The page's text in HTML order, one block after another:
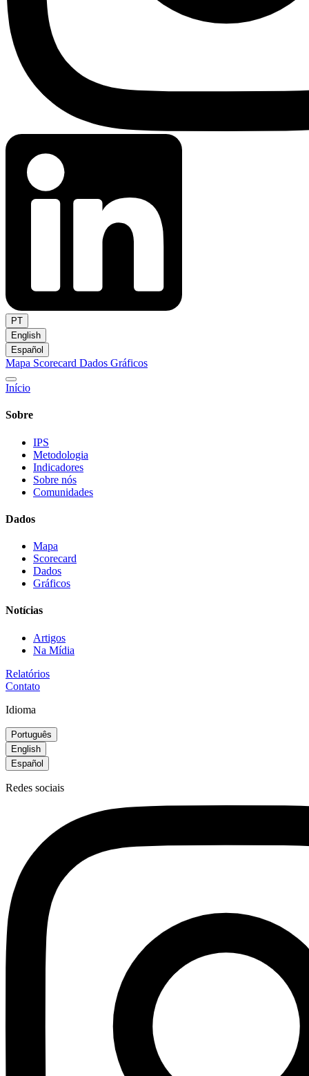
PT
English
Español
Mapa Scorecard Dados Gráficos
Início
Sobre
IPS
Metodologia
Indicadores
Sobre nós
Comunidades
Dados
Mapa
Scorecard
Dados
Gráficos
Notícias
Artigos
Na Mídia
Relatórios
Contato
Idioma
Português
English
Español
Redes sociais